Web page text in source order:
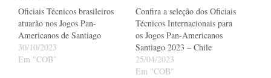
Oficiais Técnicos brasileiros
atuarão nos Jogos Pan-
Americanos de Santiago
30/10/2023
Em "COB"
Confira a seleção dos Oficiais
Técnicos Internacionais para
os Jogos Pan-Americanos
Santiago 2023 – Chile
25/04/2023
Em "COB"